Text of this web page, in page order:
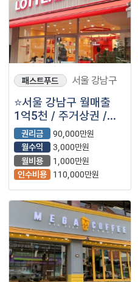
패스트푸드 서울 강남구
⭐️서울 강남구 월매출
1억5천 / 주거상권 /
리뉴얼완료 / 고매출 ＂
롯데리아＂⭐️
권리금
90,000만원
월수익
3,000만원
월비용
1,000만원
인수비용
110,000만원